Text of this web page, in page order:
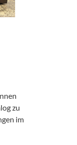
zu
im